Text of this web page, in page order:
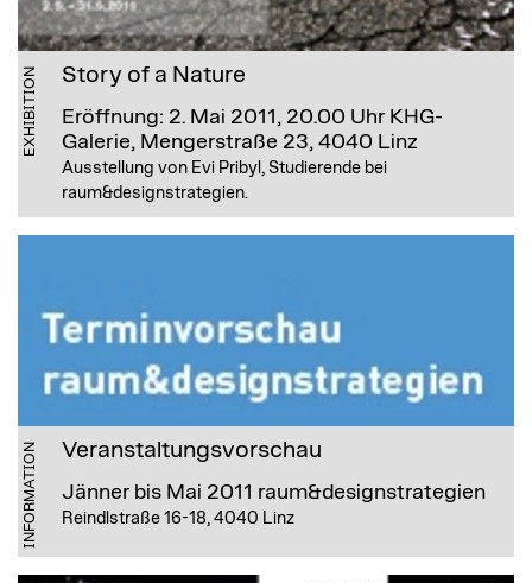
EXHIBITION Story of a Nature
Eröffnung: 2. Mai 2011, 20.00 Uhr KHG-
Galerie, Mengerstraße 23, 4040 Linz
Ausstellung von Evi Pribyl, Studierende bei
raum&designstrategien.
INFORMATION Veranstaltungsvorschau
Jänner bis Mai 2011 raum&designstrategien
Reindlstraße 16-18, 4040 Linz